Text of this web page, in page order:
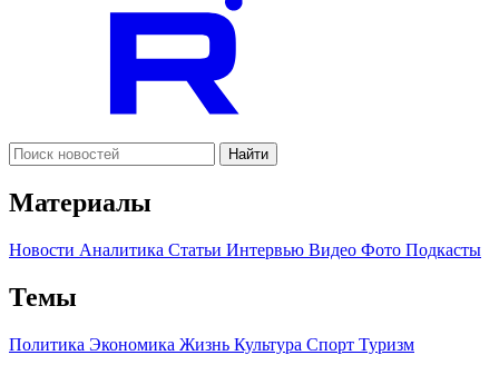
Найти
Материалы
Новости Аналитика Статьи Интервью Видео Фото Подкасты
Темы
Политика Экономика Жизнь Культура Спорт Туризм